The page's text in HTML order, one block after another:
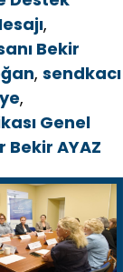
,
Bekir
, sendkacı
,
Genel
Bekir AYAZ